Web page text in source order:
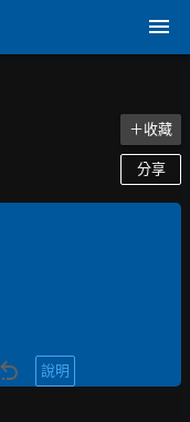
＋收藏
分享
說明